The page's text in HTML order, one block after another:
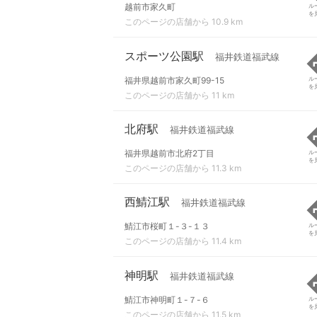
越前市家久町
このページの店舗から 10.9 km
ル
を
スポーツ公園駅 福井鉄道福武線
福井県越前市家久町99-15
このページの店舗から 11 km
ル
を
北府駅 福井鉄道福武線
福井県越前市北府2丁目
このページの店舗から 11.3 km
ル
を
西鯖江駅 福井鉄道福武線
鯖江市桜町１-３-１３
このページの店舗から 11.4 km
ル
を
神明駅 福井鉄道福武線
鯖江市神明町１-７-６
このページの店舗から 11.5 km
ル
を